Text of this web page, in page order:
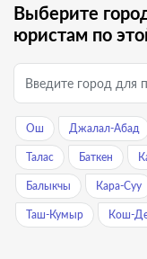
Выберите
юристам по
Ош Джалал-Абад
Талас Баткен
Балыкчы Кара-Суу
Таш-Кумыр Кош-